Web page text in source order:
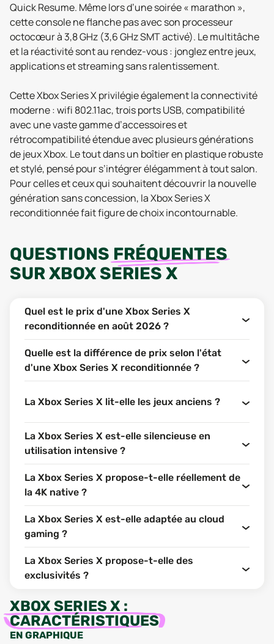
Quick Resume. Même lors d’une soirée « marathon »,
cette console ne flanche pas avec son processeur
octocœur à 3,8 GHz (3,6 GHz SMT activé). Le multitâche
et la réactivité sont au rendez-vous : jonglez entre jeux,
applications et streaming sans ralentissement.
Cette Xbox Series X privilégie également la connectivité
moderne : wifi 802.11ac, trois ports USB, compatibilité
avec une vaste gamme d’accessoires et
rétrocompatibilité étendue avec plusieurs générations
de jeux Xbox. Le tout dans un boîtier en plastique robuste
et stylé, pensé pour s’intégrer élégamment à tout salon.
Pour celles et ceux qui souhaitent découvrir la nouvelle
génération sans concession, la Xbox Series X
reconditionnée fait figure de choix incontournable.
QUESTIONS FRÉQUENTES
SURXBOX SERIES X
Quel est le prix d'une Xbox Series X
reconditionnée en août 2026 ?
Quelle est la différence de prix selon l'état
d'une Xbox Series X reconditionnée ?
La Xbox Series X lit-elle les jeux anciens ?
La Xbox Series X est-elle silencieuse en
utilisation intensive ?
La Xbox Series X propose-t-elle réellement de
la 4K native ?
La Xbox Series X est-elle adaptée au cloud
gaming ?
La Xbox Series X propose-t-elle des
exclusivités ?
XBOX SERIES X :
CARACTÉRISTIQUES
EN GRAPHIQUE